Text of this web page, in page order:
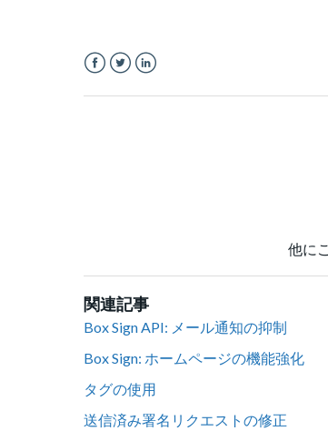
他に
関連記事
Box Sign API: メール通知の抑制
Box Sign: ホームページの機能強化
タグの使用
送信済み署名リクエストの修正